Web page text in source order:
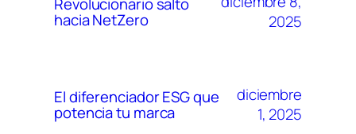
hacia NetZero
2025
El diferenciador ESG que
potencia tu marca
diciembre
1, 2025